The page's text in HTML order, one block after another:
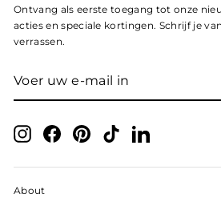
Ontvang als eerste toegang tot onze
acties en speciale kortingen. Schrijf je
verrassen.
UW
InstagramFacebookPinterestTikTokLinkedIn
About